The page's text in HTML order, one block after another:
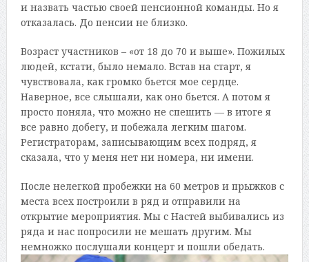
и назвать частью своей пенсионной команды. Но я
отказалась. До пенсии не близко.
Возраст участников – «от 18 до 70 и выше». Пожилых
людей, кстати, было немало. Встав на старт, я
чувствовала, как громко бьется мое сердце.
Наверное, все слышали, как оно бьется. А потом я
просто поняла, что можно не спешить — в итоге я
все равно добегу, и побежала легким шагом.
Регистраторам, записывающим всех подряд, я
сказала, что у меня нет ни номера, ни имени.
После нелегкой пробежки на 60 метров и прыжков с
места всех построили в ряд и отправили на
открытие мероприятия. Мы с Настей выбивались из
ряда и нас попросили не мешать другим. Мы
немножко послушали концерт и пошли обедать.